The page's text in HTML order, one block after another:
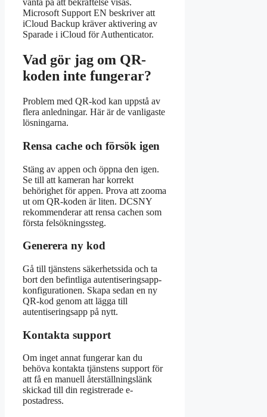
vänta på att bekräftelse visas.
Microsoft Support EN beskriver att
iCloud Backup kräver aktivering av
Sparade i iCloud för Authenticator.
Vad gör jag om QR-
koden inte fungerar?
Problem med QR-kod kan uppstå av
flera anledningar. Här är de vanligaste
lösningarna.
Rensa cache och försök igen
Stäng av appen och öppna den igen.
Se till att kameran har korrekt
behörighet för appen. Prova att zooma
ut om QR-koden är liten. DCSNY
rekommenderar att rensa cachen som
första felsökningssteg.
Generera ny kod
Gå till tjänstens säkerhetssida och ta
bort den befintliga autentiseringsapp-
konfigurationen. Skapa sedan en ny
QR-kod genom att lägga till
autentiseringsapp på nytt.
Kontakta support
Om inget annat fungerar kan du
behöva kontakta tjänstens support för
att få en manuell återställningslänk
skickad till din registrerade e-
postadress.